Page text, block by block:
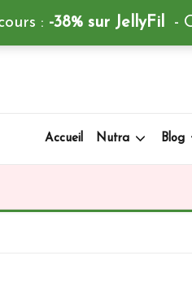
Accueil Nutra Blog
: -38% sur JellyFil -